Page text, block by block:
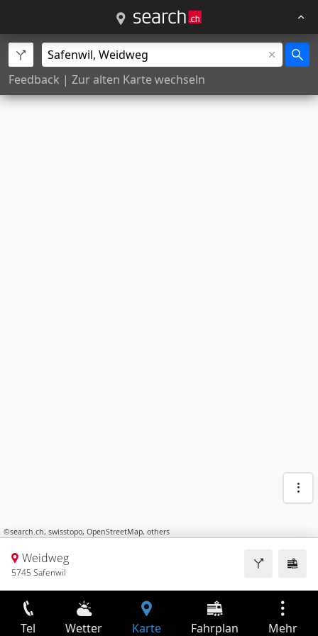
Feedback | Zur alten Karte wechseln
©search.ch, swisstopo, OpenStreetMap, others
Weidweg
5745 Safenwil
Tel Wetter Karte Fahrplan Mehr